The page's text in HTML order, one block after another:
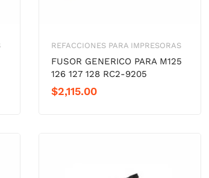
REFACCIONES PARA IMPRESORAS
FUSOR GENERICO PARA M125
126 127 128 RC2-9205
$2,115.00